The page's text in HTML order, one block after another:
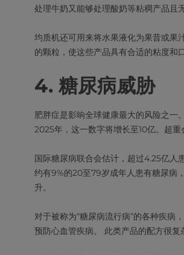
处理牛奶又能够处理酸奶等粘稠产品且
均质机还可用来将水果液化为果昔或果
的颗粒，使这些产品具有合适的粘度和口
4. 糖尿病威胁
肥胖症是影响全球健康最大的风险之一
2025年，这一数字将增长至10亿。超重
国际糖尿病联合会估计，超过4.25亿人
约有9%的20至79岁成年人患有糖尿病
升。
对于被称为“糖尿病流行病”的各种疾病
预防心血管疾病。 此类产品的配方很复